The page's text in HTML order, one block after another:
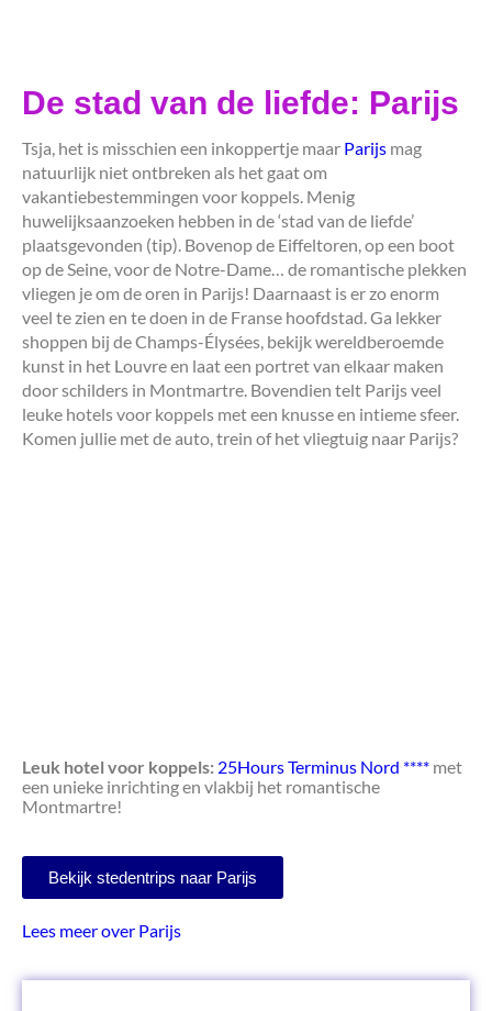
De stad van de liefde: Parijs
Tsja, het is misschien een inkoppertje maar Parijs mag
natuurlijk niet ontbreken als het gaat om
vakantiebestemmingen voor koppels. Menig
huwelijksaanzoeken hebben in de ‘stad van de liefde’
plaatsgevonden (tip). Bovenop de Eiffeltoren, op een boot
op de Seine, voor de Notre-Dame… de romantische plekken
vliegen je om de oren in Parijs! Daarnaast is er zo enorm
veel te zien en te doen in de Franse hoofdstad. Ga lekker
shoppen bij de Champs-Élysées, bekijk wereldberoemde
kunst in het Louvre en laat een portret van elkaar maken
door schilders in Montmartre. Bovendien telt Parijs veel
leuke hotels voor koppels met een knusse en intieme sfeer.
Komen jullie met de auto, trein of het vliegtuig naar Parijs?
Leuk hotel voor koppels: 25Hours Terminus Nord **** met
een unieke inrichting en vlakbij het romantische
Montmartre!
Bekijk stedentrips naar Parijs
Lees meer over Parijs